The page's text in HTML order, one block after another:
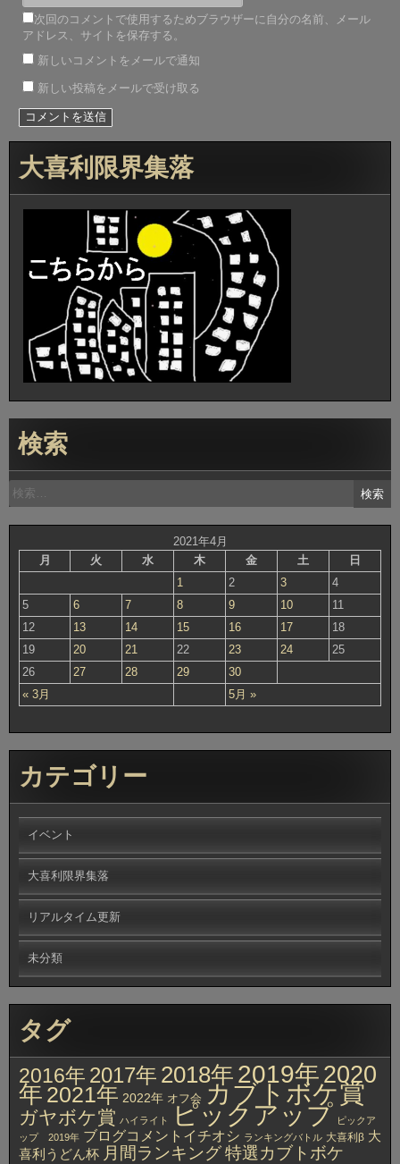
次回のコメントで使用するためブラウザーに自分の名前、メール
アドレス、サイトを保存する。
新しいコメントをメールで通知
新しい投稿をメールで受け取る
大喜利限界集落
検索
検
索:
2021年4月
月
火 水 木 金 土 日
« 3月 5月 »
1 2 3
4
5
6 7 8 9 10
11
12
13 14 15 16 17
18
19
20 21 22 23 24
25
26
27 28 29 30
カテゴリー
イベント
大喜利限界集落
リアルタイム更新
未分類
タグ
2016年 2017年 2018年 2019年2020
年 2021年 2022年 オフ会 カブトボケ賞
ガヤボケ賞 ハイライト ピックアップ ピックア
ップ 2019年 ブログコメントイチオシ ランキングバトル 大喜利β 大
喜利うどん杯 月間ランキング特選カブトボケ